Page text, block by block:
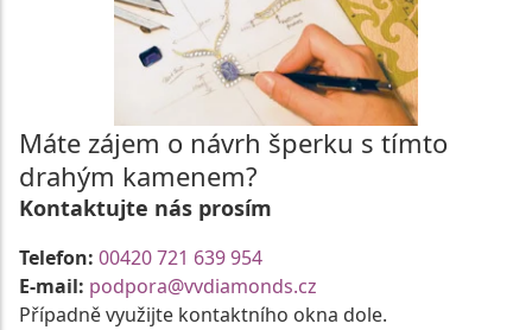
Máte zájem o návrh šperku s tímto
drahým kamenem?
Kontaktujte nás prosím
Telefon: 00420 721 639 954
E-mail: podpora@vvdiamonds.cz
Případně využijte kontaktního okna dole.